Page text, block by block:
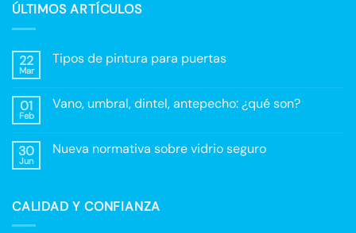
ÚLTIMOS ARTÍCULOS
22
Mar
Tipos de pintura para puertas
en
para
puertas
01
Feb
Vano, umbral, dintel, antepecho: ¿qué son?
en
¿qué
son?
30
Jun
Nueva normativa sobre vidrio seguro
Nueva
normativa
CALIDAD Y CONFIANZA